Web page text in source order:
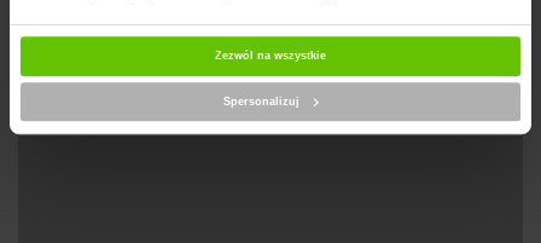
Zezwól na wszystkie
Spersonalizuj